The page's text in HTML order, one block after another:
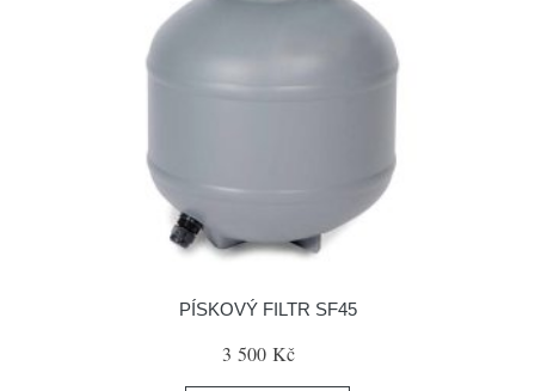
PÍSKOVÝ FILTR SF45
3 500 Kč